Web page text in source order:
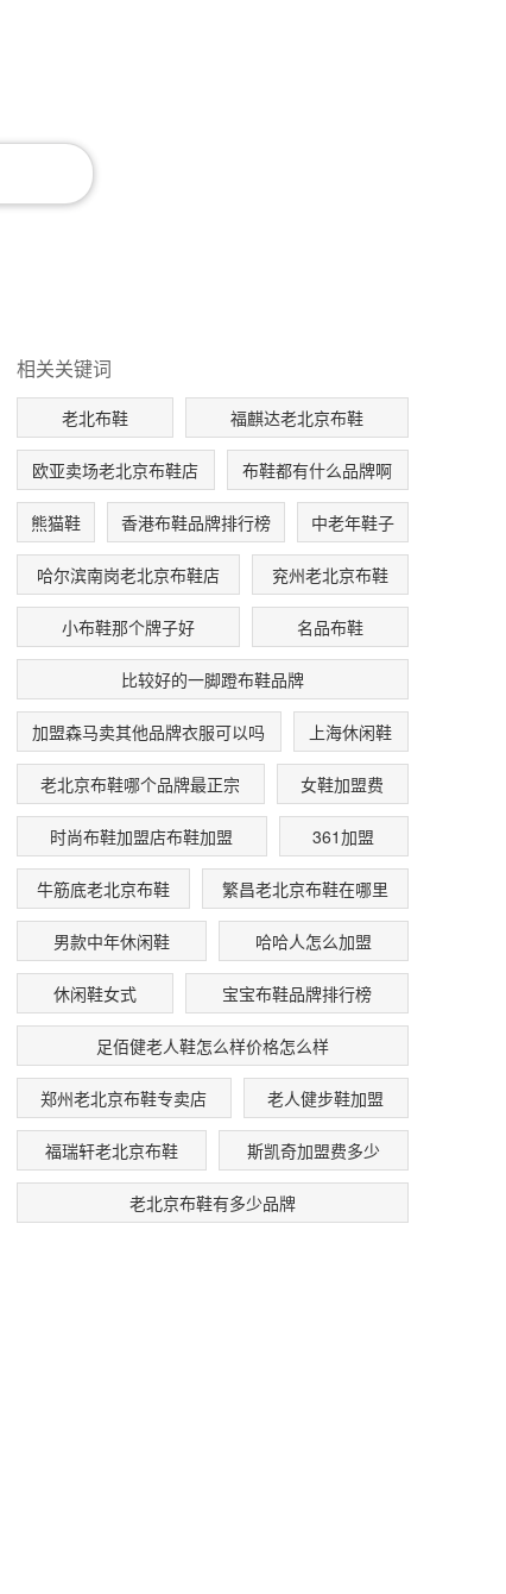
相关关键词
老北布鞋 福麒达老北京布鞋
欧亚卖场老北京布鞋店 布鞋都有什么品牌啊
熊猫鞋 香港布鞋品牌排行榜 中老年鞋子
哈尔滨南岗老北京布鞋店 兖州老北京布鞋
小布鞋那个牌子好 名品布鞋
比较好的一脚蹬布鞋品牌
加盟森马卖其他品牌衣服可以吗 上海休闲鞋
老北京布鞋哪个品牌最正宗 女鞋加盟费
时尚布鞋加盟店布鞋加盟 361加盟
牛筋底老北京布鞋 繁昌老北京布鞋在哪里
男款中年休闲鞋 哈哈人怎么加盟
休闲鞋女式 宝宝布鞋品牌排行榜
足佰健老人鞋怎么样价格怎么样
郑州老北京布鞋专卖店 老人健步鞋加盟
福瑞轩老北京布鞋 斯凯奇加盟费多少
老北京布鞋有多少品牌